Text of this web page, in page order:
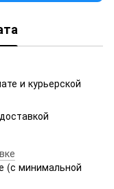
и курьерской
(с минимальной